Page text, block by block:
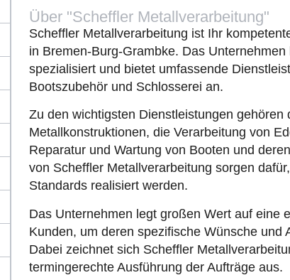
Über "Scheffler Metallverarbeitung"
Scheffler Metallverarbeitung ist Ihr
in Bremen-Burg-Grambke. Das
spezialisiert und bietet umfassende
Bootszubehör und Schlosserei an.
Zu den wichtigsten Dienstleistungen gehören
Metallkonstruktionen, die Verarbeitung von
Reparatur und Wartung von Booten und
von Scheffler Metallverarbeitung sorgen
Standards realisiert werden.
Das Unternehmen legt großen Wert auf eine
Kunden, um deren spezifische Wünsche und
Dabei zeichnet sich Scheffler
termingerechte Ausführung der Aufträge aus.